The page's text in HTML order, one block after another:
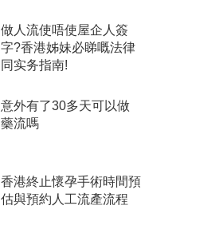
做人流使唔使屋企人簽
字?香港姊妹必睇嘅法律
同实务指南!
意外有了30多天可以做
藥流嗎
香港終止懷孕手術時間預
估與預約人工流產流程